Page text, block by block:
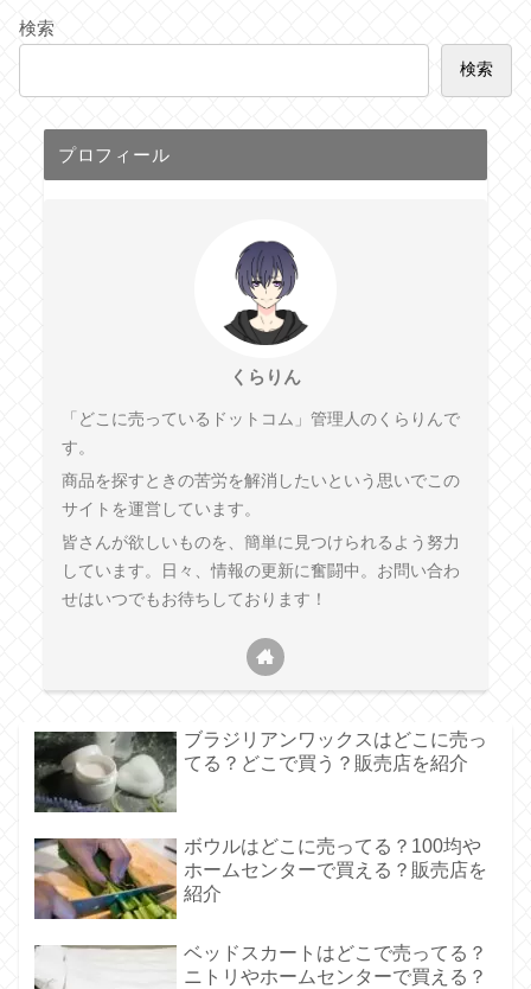
検索
検索
プロフィール
くらりん
「どこに売っているドットコム」管理人のくらりんで
す。
商品を探すときの苦労を解消したいという思いでこの
サイトを運営しています。
皆さんが欲しいものを、簡単に見つけられるよう努力
しています。日々、情報の更新に奮闘中。お問い合わ
せはいつでもお待ちしております！
ブラジリアンワックスはどこに売っ
てる？どこで買う？販売店を紹介
ボウルはどこに売ってる？100均や
ホームセンターで買える？販売店を
紹介
ベッドスカートはどこで売ってる？
ニトリやホームセンターで買える？